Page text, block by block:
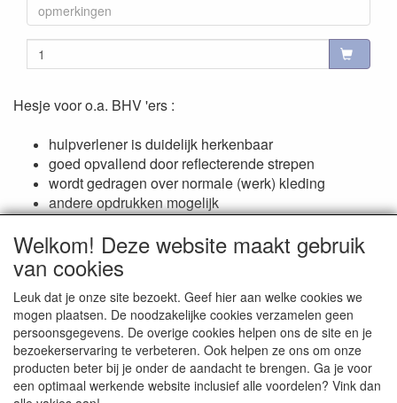
Hesje voor o.a. BHV 'ers :
hulpverlener is duidelijk herkenbaar
goed opvallend door reflecterende strepen
wordt gedragen over normale (werk) kleding
andere opdrukken mogelijk
snelle levering
Reviews
Er zijn geen reviews beschikbaar in de huidige taal
Schrijf een review
Welkom! Deze website maakt gebruik
van cookies
Leuk dat je onze site bezoekt. Geef hier aan welke cookies we
mogen plaatsen. De noodzakelijke cookies verzamelen geen
persoonsgegevens. De overige cookies helpen ons de site en je
bezoekerservaring te verbeteren. Ook helpen ze ons om onze
producten beter bij je onder de aandacht te brengen. Ga je voor
een optimaal werkende website inclusief alle voordelen? Vink dan